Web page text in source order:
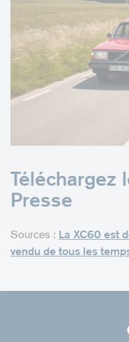
Téléchargez
Presse
Sources : La XC60 est
vendu de tous les